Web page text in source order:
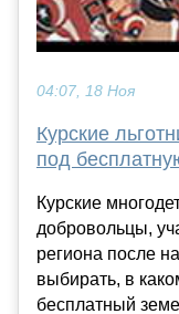
04:07, 18 Ноя
Курские
под
Курские
добровольцы,
региона после
выбирать, в
бесплатный